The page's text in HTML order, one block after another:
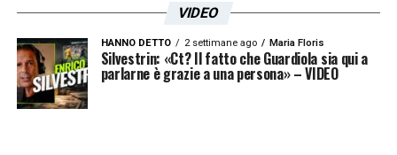
VIDEO
HANNO DETTO 2 settimane ago Maria Floris
Silvestrin: «Ct? Il fatto che Guardiola sia qui a
parlarne è grazie a una persona» – VIDEO